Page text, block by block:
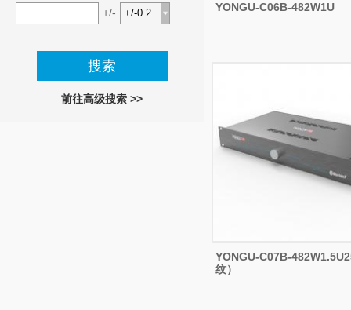
+/-
前往高级搜索 >>
YONGU-C06B-482W1U
YONGU-C07B-
纹）